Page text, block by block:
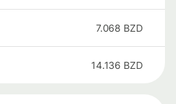
7.068 BZD
14.136 BZD